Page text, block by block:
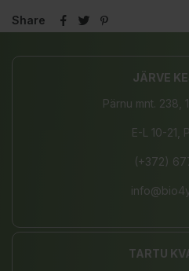
Share
JÄRVE
Pärnu mnt. 238,
E-L 10-21,
(+372)
TARTU